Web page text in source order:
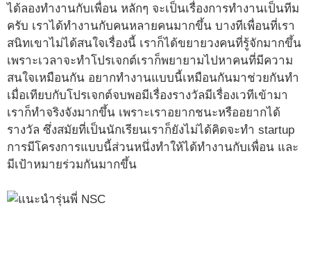
ได้ลองทำงานกับเพื่อน หลักๆ จะเป็นเรื่องการทำงานเป็นทีม
ครับ เราได้ทำงานกับคนหลายคนมากขึ้น บางทีเพื่อนที่เรา
สนิทเขาไม่ได้สนใจเรื่องนี้ เราก็ได้ขยายวงคนที่รู้จักมากขึ้น
เพราะเวลาจะทำโปรเจกต์เราก็พยายามไปหาคนที่มีความ
สนใจเหมือนกัน อยากทำงานแบบนี้เหมือนกันมาช่วยกันทำ
เมื่อเทียบกับโปรเจกต์จบพอมีเรื่องรางวัลมีเรื่องเวทีเข้ามา
เราก็ทำจริงจังมากขึ้น เพราะเราอยากชนะหรืออยากได้
รางวัล ซึ่งสมัยที่เป็นนักเรียนเราก็ยังไม่ได้คิดจะทำ startup
การมีโครงการแบบนี้ส่วนหนึ่งทำให้ได้ทำงานกับเพื่อน และ
มีเป้าหมายร่วมกันมากขึ้น